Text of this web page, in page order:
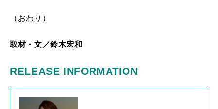
（おわり）
取材・文／鈴木宏和
RELEASE INFORMATION